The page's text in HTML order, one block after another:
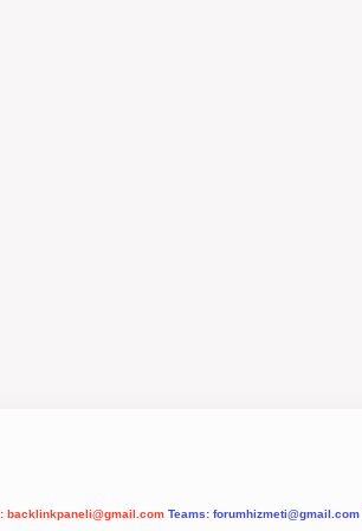
backlinkpaneli@gmail.com Teams: forumhizmeti@gmail.com